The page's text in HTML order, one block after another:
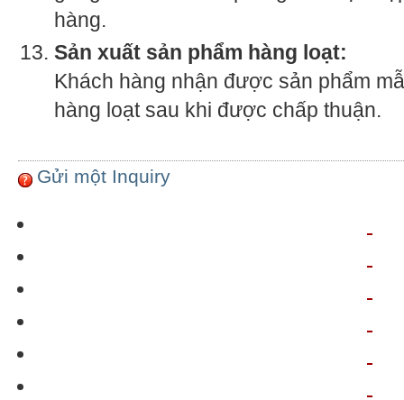
hàng.
Sản xuất sản phẩm hàng loạt:
Khách hàng nhận được sản phẩm
hàng loạt sau khi được chấp thuận.
Gửi một Inquiry